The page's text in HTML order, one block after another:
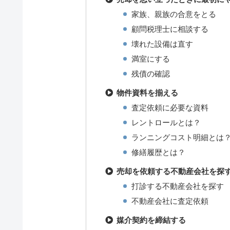
家族、親族の合意をとる
顧問税理士に相談する
壊れた設備は直す
満室にする
残債の確認
物件資料を揃える
査定依頼に必要な資料
レントロールとは？
ランニングコスト明細とは
修繕履歴とは？
売却を依頼する不動産会社を探
打診する不動産会社を探す
不動産会社に査定依頼
媒介契約を締結する